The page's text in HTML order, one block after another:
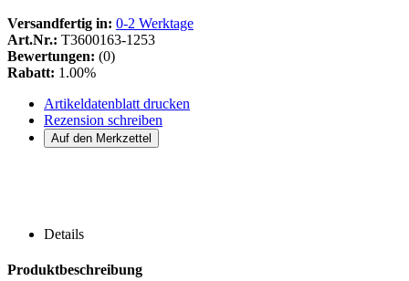
Versandfertig in: 0-2 Werktage
Art.Nr.: T3600163-1253
Bewertungen: (0)
Rabatt: 1.00%
Artikeldatenblatt drucken
Rezension schreiben
Details
Produktbeschreibung